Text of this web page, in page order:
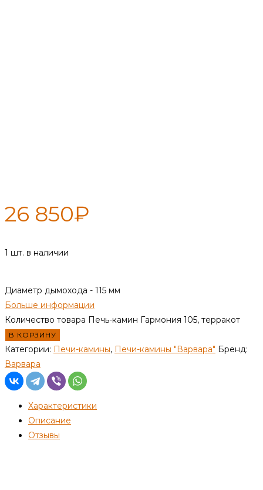
26 850₽
1 шт. в наличии
Диаметр дымохода - 115 мм
Больше информации
Количество товара Печь-камин Гармония 105, терракот
В КОРЗИНУ
Категории: Печи-камины, Печи-камины "Варвара" Бренд:
Варвара
Характеристики
Описание
Отзывы